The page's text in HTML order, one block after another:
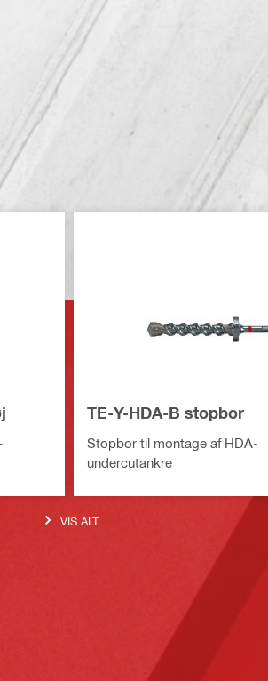
TE-Y-HDA-B stopbor
Stopbor til montage af HDA-
undercutankre
VIS ALT